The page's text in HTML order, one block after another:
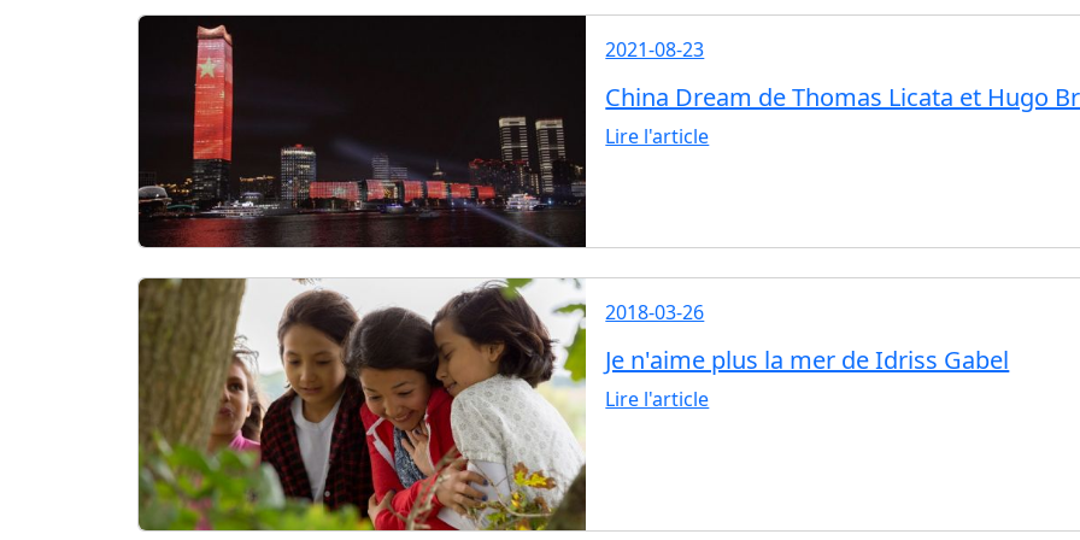
2021-08-23
China Dream de Thomas Licata et Hugo
Lire l'article
2018-03-26
Je n'aime plus la mer de Idriss Gabel
Lire l'article